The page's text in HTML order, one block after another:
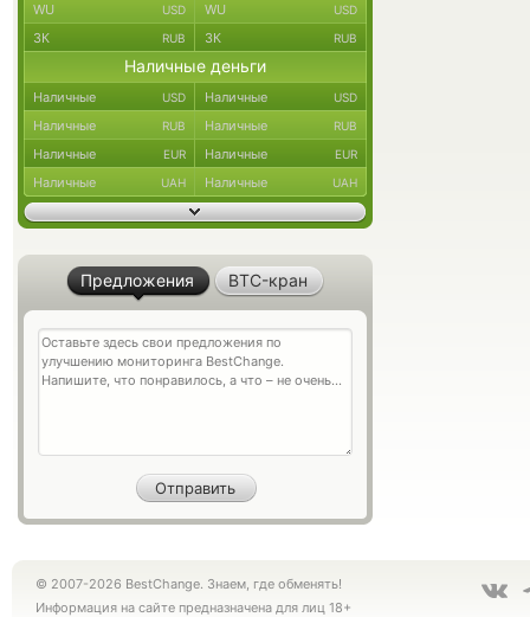
WU USD WU USD
ЗК RUB ЗК RUB
Наличные деньги
Наличные USD Наличные USD
Наличные RUB Наличные RUB
Наличные EUR Наличные EUR
Наличные UAH Наличные UAH
Предложения BTC-кран
© 2007-2026 BestChange. Знаем, где обменять!
Информация на сайте предназначена для лиц 18+